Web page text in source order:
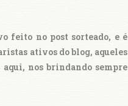
feito no post sorteado, e é
ativos do blog, aqueles
aqui, nos brindando sempre